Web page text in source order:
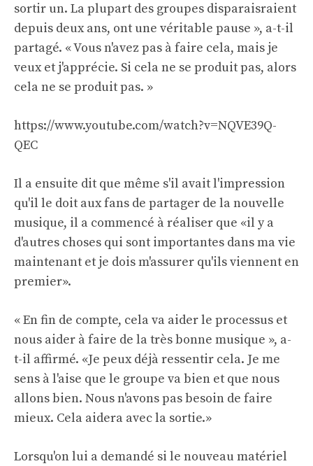
sortir un. La plupart des groupes disparaisraient
depuis deux ans, ont une véritable pause », a-t-il
partagé. « Vous n'avez pas à faire cela, mais je
veux et j'apprécie. Si cela ne se produit pas, alors
cela ne se produit pas. »
https://www.youtube.com/watch?v=NQVE39Q-
QEC
Il a ensuite dit que même s'il avait l'impression
qu'il le doit aux fans de partager de la nouvelle
musique, il a commencé à réaliser que «il y a
d'autres choses qui sont importantes dans ma vie
maintenant et je dois m'assurer qu'ils viennent en
premier».
« En fin de compte, cela va aider le processus et
nous aider à faire de la très bonne musique », a-
t-il affirmé. «Je peux déjà ressentir cela. Je me
sens à l'aise que le groupe va bien et que nous
allons bien. Nous n'avons pas besoin de faire
mieux. Cela aidera avec la sortie.»
Lorsqu'on lui a demandé si le nouveau matériel